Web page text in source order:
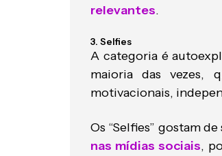
relevantes.
3. Selfies
A categoria é
maioria das vezes,
motivacionais,
Os “Selfies” gostam
nas mídias sociais,